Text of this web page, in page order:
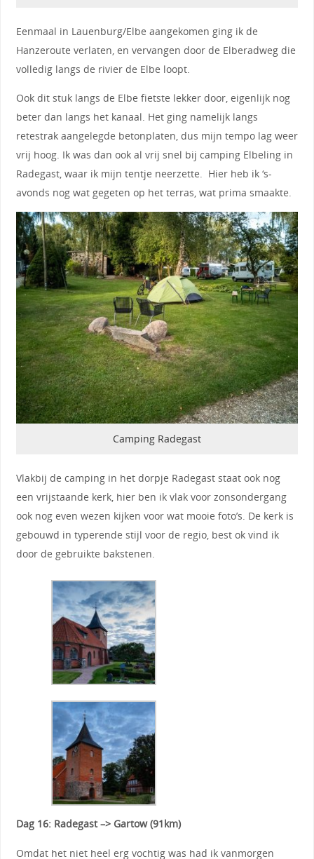
Eenmaal in Lauenburg/Elbe aangekomen ging ik de
Hanzeroute verlaten, en vervangen door de Elberadweg die
volledig langs de rivier de Elbe loopt.
Ook dit stuk langs de Elbe fietste lekker door, eigenlijk nog
beter dan langs het kanaal. Het ging namelijk langs
retestrak aangelegde betonplaten, dus mijn tempo lag weer
vrij hoog. Ik was dan ook al vrij snel bij camping Elbeling in
Radegast, waar ik mijn tentje neerzette. Hier heb ik ‘s-
avonds nog wat gegeten op het terras, wat prima smaakte.
Camping Radegast
Vlakbij de camping in het dorpje Radegast staat ook nog
een vrijstaande kerk, hier ben ik vlak voor zonsondergang
ook nog even wezen kijken voor wat mooie foto’s. De kerk is
gebouwd in typerende stijl voor de regio, best ok vind ik
door de gebruikte bakstenen.
Dag 16: Radegast –> Gartow (91km)
Omdat het niet heel erg vochtig was had ik vanmorgen